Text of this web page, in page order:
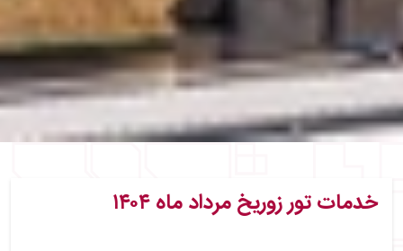
خدمات تور زوریخ مرداد ماه ۱۴۰۴